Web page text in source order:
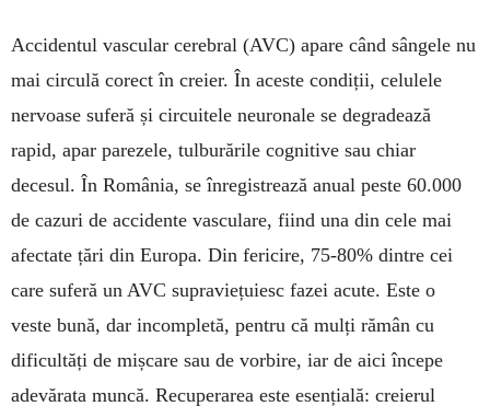
Accidentul vascular cerebral (AVC) apare când sângele nu
mai circulă corect în creier. În aceste condiții, celulele
nervoase suferă și circuitele neuronale se degradează
rapid, apar parezele, tulburările cognitive sau chiar
decesul. În România, se înregistrează anual peste 60.000
de cazuri de accidente vasculare, fiind una din cele mai
afectate țări din Europa. Din fericire, 75-80% dintre cei
care suferă un AVC supraviețuiesc fazei acute. Este o
veste bună, dar incompletă, pentru că mulți rămân cu
dificultăți de mișcare sau de vorbire, iar de aici începe
adevărata muncă. Recuperarea este esențială: creierul